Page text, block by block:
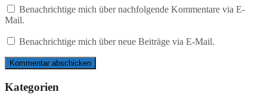
Benachrichtige mich über nachfolgende Kommentare via E-
Mail.
Benachrichtige mich über neue Beiträge via E-Mail.
Kategorien